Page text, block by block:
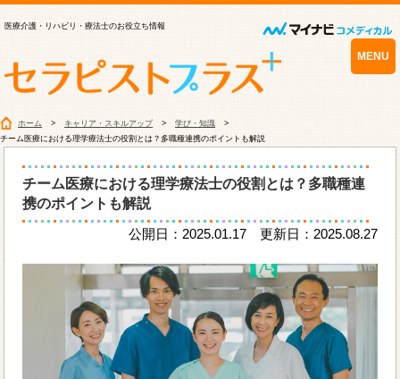
医療介護・リハビリ・療法士のお役立ち情報
MENU
ホーム キャリア・スキルアップ
学び・知識
チーム医療における理学療法士の役割とは？多職種連携のポイントも解説
チーム医療における理学療法士の役割とは？多職種連
携のポイントも解説
公開日：2025.01.17 更新日：2025.08.27